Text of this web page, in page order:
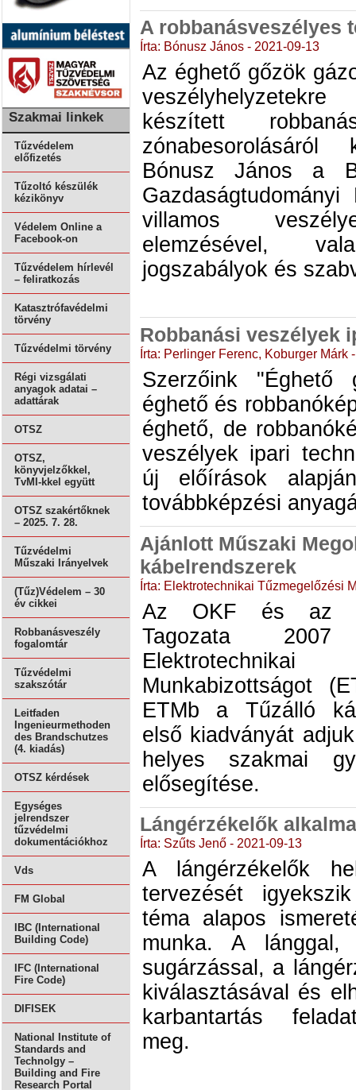
Szakmai linkek
Tűzvédelem
előfizetés
Tűzoltó készülék
kézikönyv
Védelem Online a
Facebook-on
Tűzvédelem hírlevél
– feliratkozás
Katasztrófavédelmi
törvény
Tűzvédelmi törvény
Régi vizsgálati
anyagok adatai –
adattárak
OTSZ
OTSZ,
könyvjelzőkkel,
TvMI-kkel együtt
OTSZ szakértőknek
– 2025. 7. 28.
Tűzvédelmi
Műszaki Irányelvek
(Tűz)Védelem – 30
év cikkei
Robbanásveszély
fogalomtár
Tűzvédelmi
szakszótár
Leitfaden
Ingenieurmethoden
des Brandschutzes
(4. kiadás)
OTSZ kérdések
Egységes
jelrendszer
tűzvédelmi
dokumentációkhoz
Vds
FM Global
IBC (International
Building Code)
IFC (International
Fire Code)
DIFISEK
National Institute of
Standards and
Technolgy –
Building and Fire
Research Portal
A robbanásveszélyes
Írta: Bónusz János - 2021-09-13
Az éghető gőzök
veszélyhelyzetekre
készített
zónabesorolásáról
Bónusz János a
villamos
elemzésével,
jogszabályok és
Robbanási veszélyek
Írta: Perlinger Ferenc, Koburger Márk
Szerzőink "Éghető
éghető és
éghető, de
veszélyek ipari
új előírások
továbbképzési
Ajánlott Műszaki
kábelrendszerek
Írta: Elektrotechnikai Tűzmegelőzési
Az OKF és az
Tagozata
Munkabizottságot
ETMb a Tűzálló
első kiadványát
helyes szakmai
elősegítése.
Lángérzékelők
Írta: Szűts Jenő - 2021-09-13
A lángérzékelők
tervezését
téma alapos
munka. A lánggal,
sugárzással, a
kiválasztásával és
karbantartás
meg.